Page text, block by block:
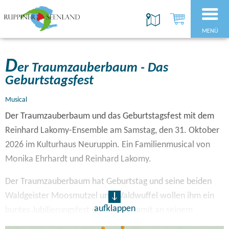
MENÜ
Der Traumzauberbaum - Das
Geburtstagsfest
Musical
Der Traumzauberbaum und das Geburtstagsfest mit dem
Reinhard Lakomy-Ensemble am Samstag, den 31. Oktober
2026 im Kulturhaus Neuruppin. Ein Familienmusical von
Monika Ehrhardt und Reinhard Lakomy.
Der Traumzauberbaum hat Geburtstag und seine beiden
Waldgeister Moosmutzel und Waldwuffel wollen ihm ein
buntes Jubilierungsfest schenken. Damit an seinem
Ehrentag auch ja die Sonne ungetrübt vom Himmel strahlt,
aufklappen